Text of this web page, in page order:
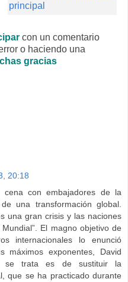
principal
con un comentario
o haciendo una
gracias
20:18
cena con embajadores de la
una transformación global.
una gran crisis y las naciones
El magno objetivo de
internacionales lo enunció
máximos exponentes, David
se trata es de sustituir la
que se ha practicado durante